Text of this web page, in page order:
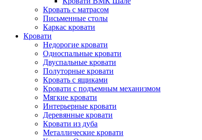
Кровать с матрасом
Письменные столы
Каркас кровати
Кровати
Недорогие кровати
Односпальные кровати
Двуспальные кровати
Полуторные кровати
Кровать с ящиками
Кровати с подъемным механизмом
Мягкие кровати
Интерьерные кровати
Деревянные кровати
Кровати из дуба
Металлические кровати